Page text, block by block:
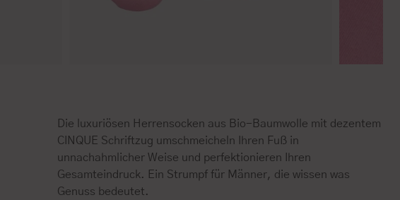
Die luxuriösen Herrensocken aus Bio-Baumwolle mit dezentem
CINQUE Schriftzug umschmeicheln Ihren Fuß in
unnachahmlicher Weise und perfektionieren Ihren
Gesamteindruck. Ein Strumpf für Männer, die wissen was
Genuss bedeutet.